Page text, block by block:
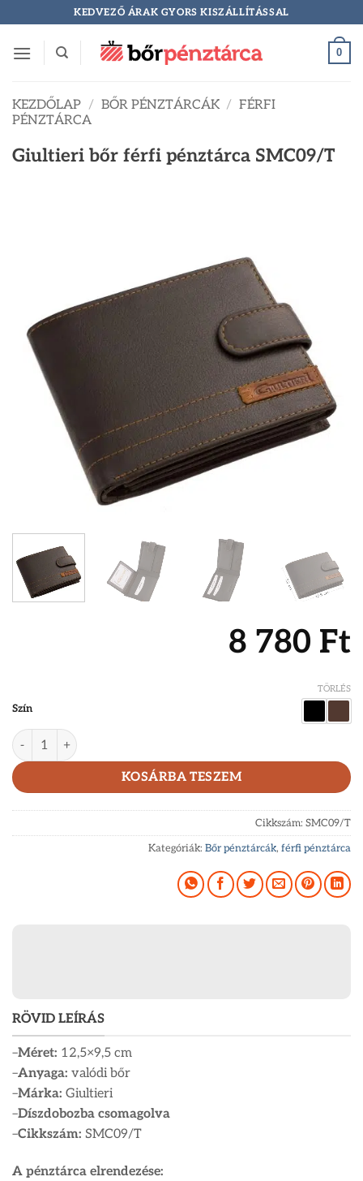
to
content
KEDVEZŐ ÁRAK GYORS KISZÁLLÍTÁSSAL
0
KEZDŐLAP / BŐR PÉNZTÁRCÁK / FÉRFI
PÉNZTÁRCA
Giultieri bőr férfi pénztárca SMC09/T
RÖVID LEÍRÁS
–Méret: 12,5×9,5 cm
–Anyaga: valódi bőr
–Márka: Giultieri
–Díszdobozba csomagolva
–Cikkszám: SMC09/T
A pénztárca elrendezése:
8 780 Ft
Szín
TÖRLÉS
Giultieri bőr férfi pénztárca SMC09/T mennyiség
KOSÁRBA TESZEM
Cikkszám: SMC09/T
Kategóriák: Bőr pénztárcák, férfi pénztárca